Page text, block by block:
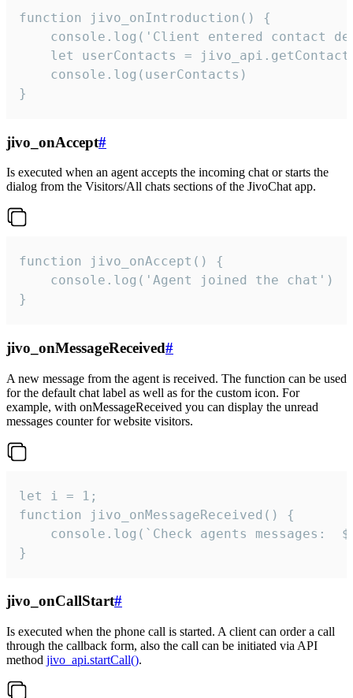
function jivo_onIntroduction() {
console.log('Client entered contact
let userContacts =
    console.log(userContacts)
}
jivo_onAccept#
Is executed when an agent accepts the incoming chat or starts the
dialog from the Visitors/All chats sections of the JivoChat app.
function jivo_onAccept() {
}
jivo_onMessageReceived#
A new message from the agent is received. The function can be used
for the default chat label as well as for the custom icon. For
example, with onMessageReceived you can display the unread
messages counter for website visitors.
let i = 1;
function jivo_onMessageReceived() {
}
jivo_onCallStart#
Is executed when the phone call is started. A client can order a call
through the callback form, also the call can be initiated via API
method jivo_api.startCall().